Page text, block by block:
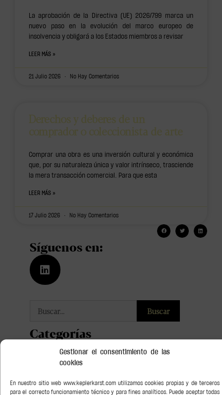
Gestionar el consentimiento de las
cookies
En nuestro sitio web www.keplerkarst.com utilizamos cookies propias y de terceros
para el correcto funcionamiento técnico y para fines analíticos. Puede aceptar todas
La aprobación de la Directiva (UE) 2026/799 marca un
nuevo paso en la evolución del marco europeo de
insolvencia y obligará a los Estados miembros a revisar
LEER MÁS »
21 Julio 2026 No Hay Comentarios
Derechos y deberes de un
comprador o coleccionista de arte
Comprar una obra es una inversión cultural y económica
que, por su naturaleza única y valor intrínseco, trasciende
la mera transacción comercial. Para que esta
LEER MÁS »
17 Julio 2026 No Hay Comentarios
Síguenos en:
Buscar
Categorías
Asesoramiento Soberano